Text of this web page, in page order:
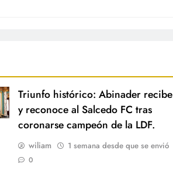
Triunfo histórico: Abinader recibe
y reconoce al Salcedo FC tras
coronarse campeón de la LDF.
wiliam 1 semana desde que se envió
0